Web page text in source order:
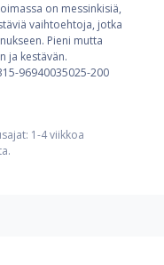
on messinkisiä,
vaihtoehtoja, jotka
Pieni mutta
ja kestävän.
96940035025-200
1-4 viikkoa